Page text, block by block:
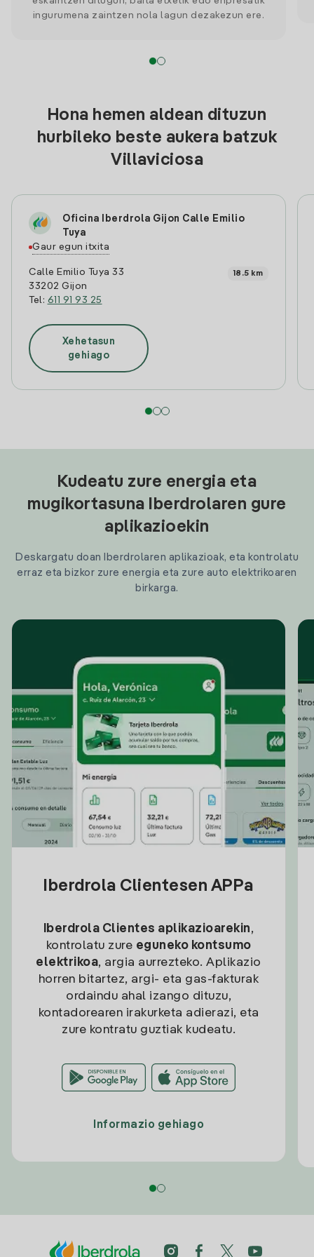
ingurumena zaintzen nola lagun dezakezun ere.
Hona hemen aldean dituzun
hurbileko beste aukera batzuk
Villaviciosa
Oficina Iberdrola Gijon Calle Emilio
Tuya
Gaur egun itxita
Calle Emilio Tuya 33
33202 Gijon
Tel: 611 91 93 25
18.5 km
Xehetasun
gehiago
Kudeatu zure energia eta
mugikortasuna Iberdrolaren gure
aplikazioekin
Deskargatu doan Iberdrolaren aplikazioak, eta kontrolatu
erraz eta bizkor zure energia eta zure auto elektrikoaren
birkarga.
Iberdrola Clientesen APPa
Iberdrola Clientes aplikazioarekin,
kontrolatu zure eguneko kontsumo
elektrikoa, argia aurrezteko. Aplikazio
horren bitartez, argi- eta gas-fakturak
ordaindu ahal izango dituzu,
kontadorearen irakurketa adierazi, eta
zure kontratu guztiak kudeatu.
Informazio gehiago